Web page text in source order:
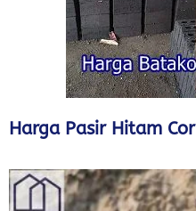
Harga Pasir Hitam Cor